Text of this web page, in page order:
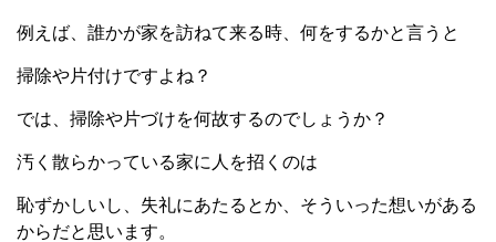
例えば、誰かが家を訪ねて来る時、何をするかと言うと
掃除や片付けですよね？
では、掃除や片づけを何故するのでしょうか？
汚く散らかっている家に人を招くのは
恥ずかしいし、失礼にあたるとか、そういった想いがある
からだと思います。